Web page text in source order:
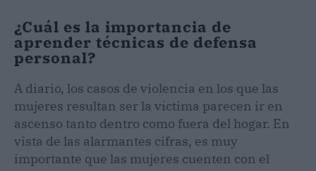
¿Cuál es la importancia de
aprender técnicas de defensa
personal?
A diario, los casos de violencia en los que las
mujeres resultan ser la víctima parecen ir en
ascenso tanto dentro como fuera del hogar. En
vista de las alarmantes cifras, es muy
importante que las mujeres cuenten con el